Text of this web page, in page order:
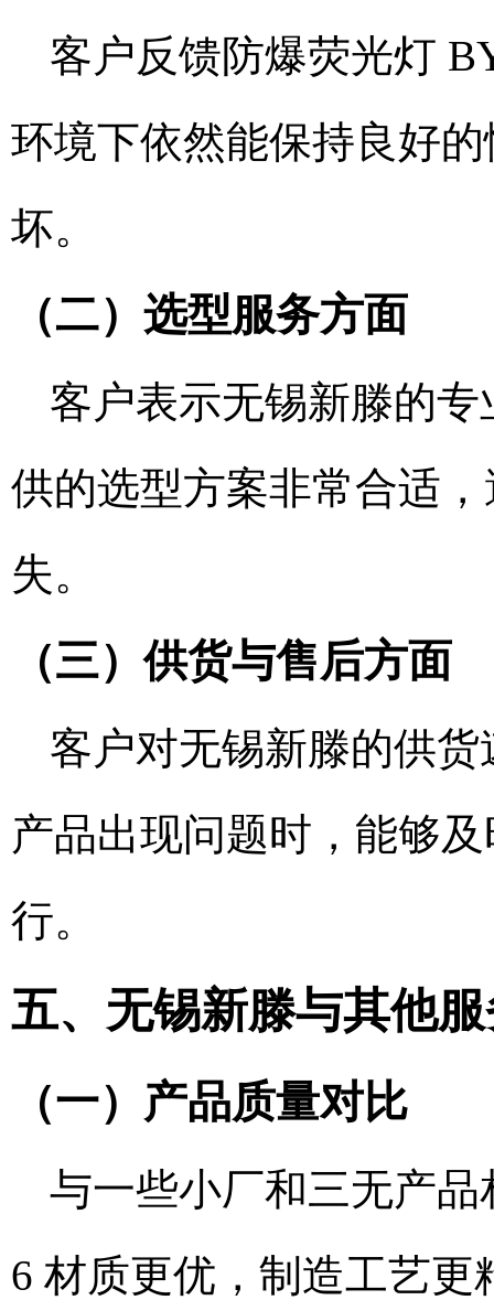
客户反馈防爆荧光灯
环境下依然能保持良好
坏。
（二）选型服务方面
客户表示无锡新滕的
供的选型方案非常合适
失。
（三）供货与售后方面
客户对无锡新滕的供
产品出现问题时，能够
行。
五、无锡新滕与其他
（一）产品质量对比
与一些小厂和三无产
6 材质更优，制造工艺